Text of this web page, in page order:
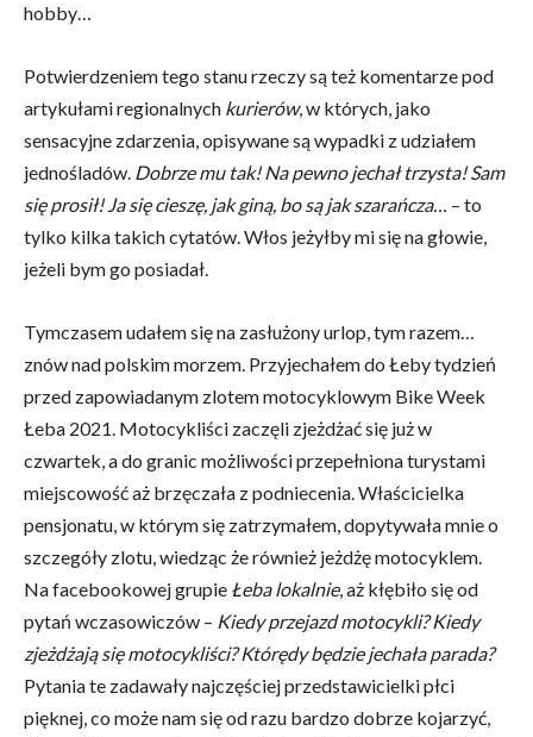
hobby…
Potwierdzeniem tego stanu rzeczy są też komentarze pod
artykułami regionalnych kurierów, w których, jako
sensacyjne zdarzenia, opisywane są wypadki z udziałem
jednośladów. Dobrze mu tak! Na pewno jechał trzysta! Sam
się prosił! Ja się cieszę, jak giną, bo są jak szarańcza… – to
tylko kilka takich cytatów. Włos jeżyłby mi się na głowie,
jeżeli bym go posiadał.
Tymczasem udałem się na zasłużony urlop, tym razem…
znów nad polskim morzem. Przyjechałem do Łeby tydzień
przed zapowiadanym zlotem motocyklowym Bike Week
Łeba 2021. Motocykliści zaczęli zjeżdżać się już w
czwartek, a do granic możliwości przepełniona turystami
miejscowość aż brzęczała z podniecenia. Właścicielka
pensjonatu, w którym się zatrzymałem, dopytywała mnie o
szczegóły zlotu, wiedząc że również jeżdżę motocyklem.
Na facebookowej grupie Łeba lokalnie, aż kłębiło się od
pytań wczasowiczów – Kiedy przejazd motocykli? Kiedy
zjeżdżają się motocykliści? Którędy będzie jechała parada?
Pytania te zadawały najczęściej przedstawicielki płci
pięknej, co może nam się od razu bardzo dobrze kojarzyć,